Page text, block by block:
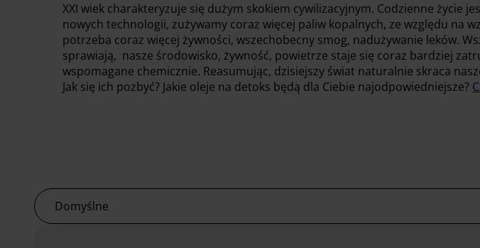
XXI wiek charakteryzuje się dużym skokiem cywilizacyjnym. Codzienne życie
nowych technologii, zużywamy coraz więcej paliw kopalnych, ze względu na
potrzeba coraz więcej żywności, wszechobecny smog, nadużywanie leków.
sprawiają, nasze środowisko, żywność, powietrze staje się coraz bardziej
wspomagane chemicznie. Reasumując, dzisiejszy świat naturalnie skraca
Jak się ich pozbyć? Jakie oleje na detoks będą dla Ciebie najodpowiedniejsze?
Domyślne